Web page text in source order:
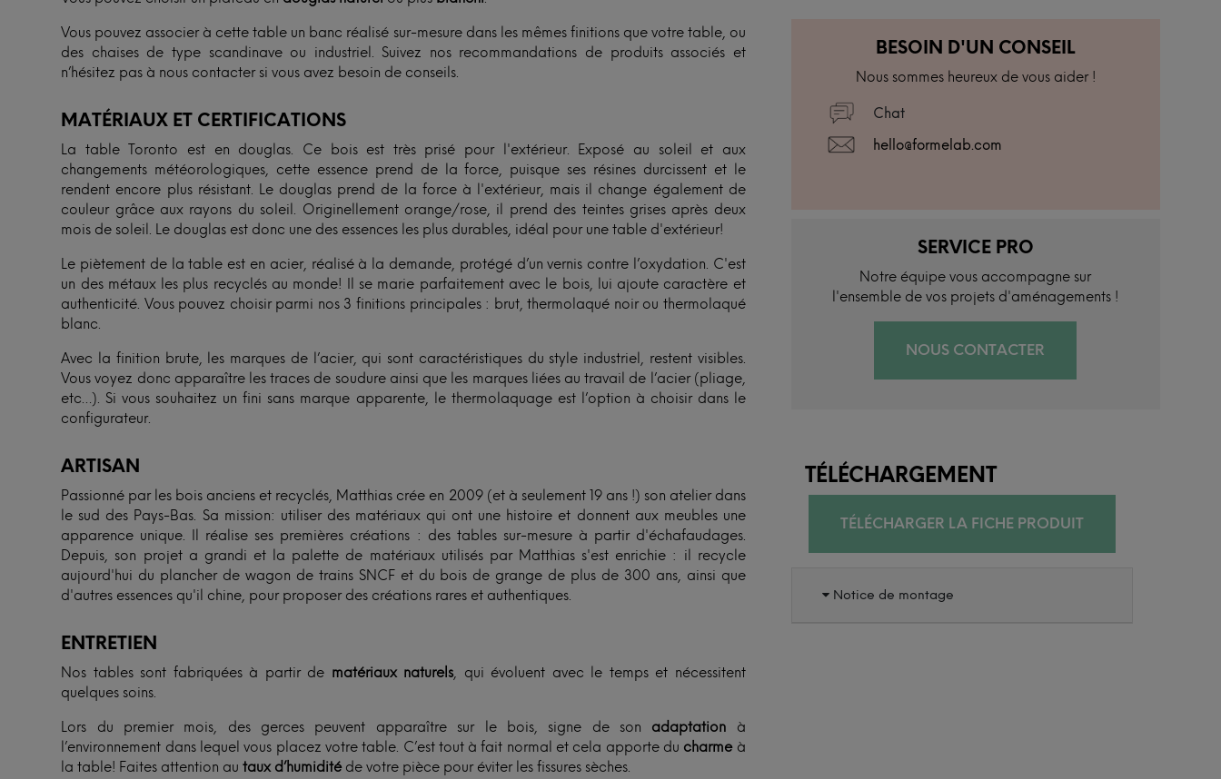
Vous pouvez associer à cette table un banc réalisé sur-mesure dans les mêmes finitions que votre table, ou
des chaises de type scandinave ou industriel. Suivez nos recommandations de produits associés et
n’hésitez pas à nous contacter si vous avez besoin de conseils.
MATÉRIAUX ET CERTIFICATIONS
La table Toronto est en douglas. Ce bois est très prisé pour l'extérieur. Exposé au soleil et aux
changements météorologiques, cette essence prend de la force, puisque ses résines durcissent et le
rendent encore plus résistant. Le douglas prend de la force à l'extérieur, mais il change également de
couleur grâce aux rayons du soleil. Originellement orange/rose, il prend des teintes grises après deux
mois de soleil. Le douglas est donc une des essences les plus durables, idéal pour une table d'extérieur!
Le piètement de la table est en acier, réalisé à la demande, protégé d’un vernis contre l’oxydation. C'est
un des métaux les plus recyclés au monde! Il se marie parfaitement avec le bois, lui ajoute caractère et
authenticité. Vous pouvez choisir parmi nos 3 finitions principales : brut, thermolaqué noir ou thermolaqué
blanc.
Avec la finition brute, les marques de l’acier, qui sont caractéristiques du style industriel, restent visibles.
Vous voyez donc apparaître les traces de soudure ainsi que les marques liées au travail de l’acier (pliage,
etc…). Si vous souhaitez un fini sans marque apparente, le thermolaquage est l’option à choisir dans le
configurateur.
ARTISAN
Passionné par les bois anciens et recyclés, Matthias crée en 2009 (et à seulement 19 ans !) son atelier dans
le sud des Pays-Bas. Sa mission: utiliser des matériaux qui ont une histoire et donnent aux meubles une
apparence unique. Il réalise ses premières créations : des tables sur-mesure à partir d'échafaudages.
Depuis, son projet a grandi et la palette de matériaux utilisés par Matthias s'est enrichie : il recycle
aujourd'hui du plancher de wagon de trains SNCF et du bois de grange de plus de 300 ans, ainsi que
d'autres essences qu'il chine, pour proposer des créations rares et authentiques.
ENTRETIEN
Nos tables sont fabriquées à partir de matériaux naturels, qui évoluent avec le temps et nécessitent
quelques soins.
Lors du premier mois, des gerces peuvent apparaître sur le bois, signe de son adaptation à
l’environnement dans lequel vous placez votre table. C’est tout à fait normal et cela apporte du charmeà
la table! Faites attention autaux d’humiditéde votre pièce pour éviter les fissures sèches.
BESOIN D'UN CONSEIL
Nous sommes heureux de vous aider !
Chat
hello@formelab.com
SERVICE PRO
Notre équipe vous accompagne sur
l'ensemble de vos projets d'aménagements !
NOUS CONTACTER
TÉLÉCHARGEMENT
TÉLÉCHARGER LA FICHE PRODUIT
Notice de montage